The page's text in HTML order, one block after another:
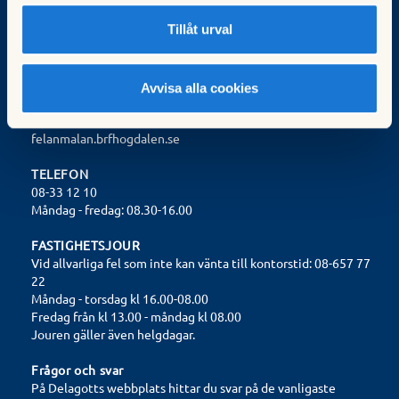
Tillåt urval
Avvisa alla cookies
Valberedningen:
felanmalan.brfhogdalen.se
TELEFON
08-33 12 10
Måndag - fredag: 08.30-16.00
FASTIGHETSJOUR
Vid allvarliga fel som inte kan vänta till kontorstid: 08-657 77
22
Måndag - torsdag kl 16.00-08.00
Fredag från kl 13.00 - måndag kl 08.00
Jouren gäller även helgdagar.
Frågor och svar
På Delagotts webbplats hittar du svar på de vanligaste